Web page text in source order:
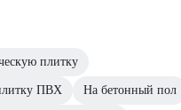
плитку
ПВХ На бетонный пол